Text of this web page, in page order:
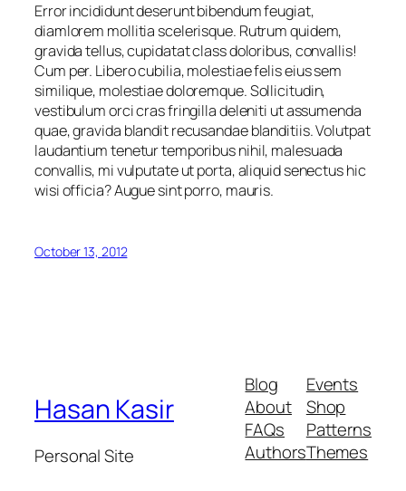
Error incididunt deserunt bibendum feugiat,
diamlorem mollitia scelerisque. Rutrum quidem,
gravida tellus, cupidatat class doloribus, convallis!
Cum per. Libero cubilia, molestiae felis eius sem
similique, molestiae doloremque. Sollicitudin,
vestibulum orci cras fringilla deleniti ut assumenda
quae, gravida blandit recusandae blanditiis. Volutpat
laudantium tenetur temporibus nihil, malesuada
convallis, mi vulputate ut porta, aliquid senectus hic
wisi officia? Augue sint porro, mauris.
October 13, 2012
Hasan Kasir
Personal Site
Blog
About
FAQs
Authors
Events
Shop
Patterns
Themes